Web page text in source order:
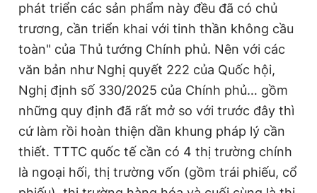
phát triển các sản phẩm này đều đã có chủ
trương, cần triển khai với tinh thần không cầu
toàn" của Thủ tướng Chính phủ. Nên với các
văn bản như Nghị quyết 222 của Quốc hội,
Nghị định số 330/2025 của Chính phủ… gồm
những quy định đã rất mở so với trước đây thì
cứ làm rồi hoàn thiện dần khung pháp lý cần
thiết. TTTC quốc tế cần có 4 thị trường chính
là ngoại hối, thị trường vốn (gồm trái phiếu, cổ